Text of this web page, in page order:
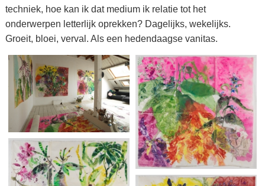
techniek, hoe kan ik dat medium ik relatie tot het
onderwerpen letterlijk oprekken? Dagelijks, wekelijks.
Groeit, bloei, verval. Als een hedendaagse vanitas.